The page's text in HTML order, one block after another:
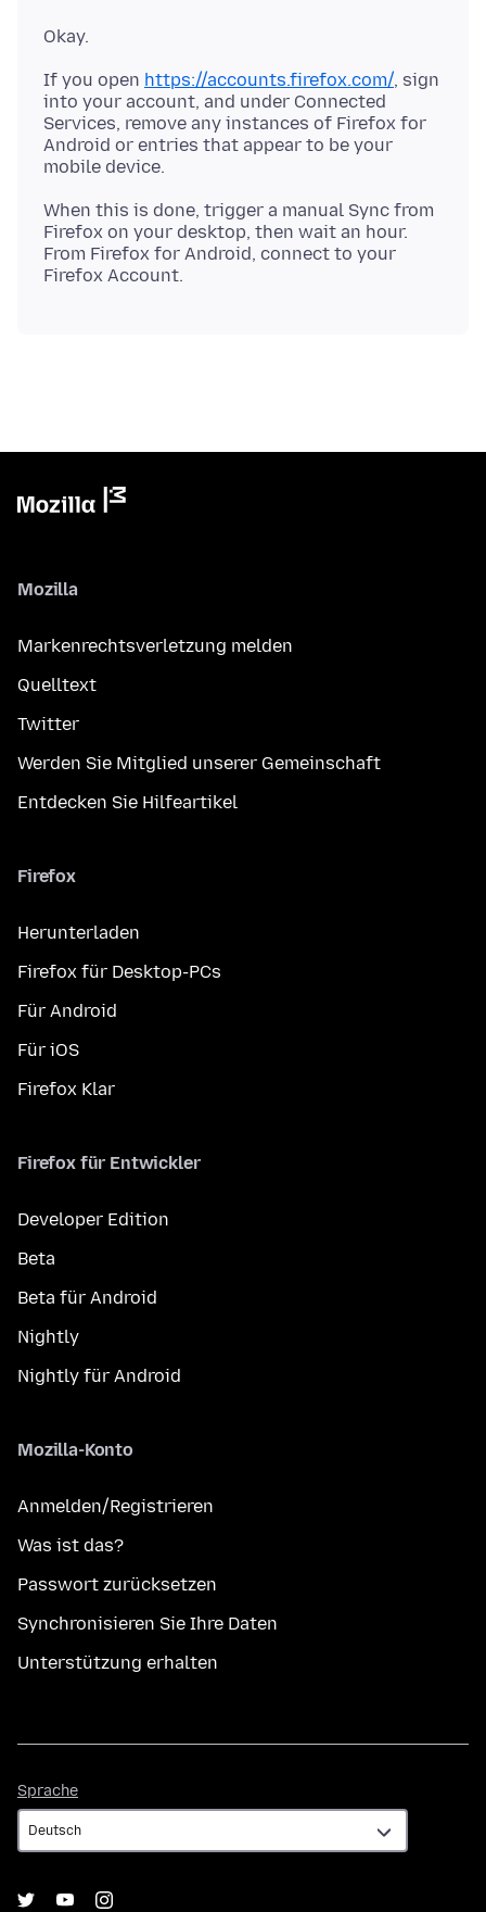
If you open https://accounts.firefox.com/, sign
into your account, and under Connected
Services, remove any instances of Firefox for
Android or entries that appear to be your
When this is done, trigger a manual Sync from
Firefox on your desktop, then wait an hour.
From Firefox for Android, connect to your
Mozilla
Markenrechtsverletzung melden
Quelltext
Twitter
Werden Sie Mitglied unserer Gemeinschaft
Entdecken Sie Hilfeartikel
Firefox
Herunterladen
Firefox für Desktop-PCs
Für Android
Für iOS
Firefox Klar
Firefox für Entwickler
Developer Edition
Beta
Beta für Android
Nightly
Nightly für Android
Mozilla-Konto
Anmelden/Registrieren
Was ist das?
Passwort zurücksetzen
Synchronisieren Sie Ihre Daten
Unterstützung erhalten
Sprache